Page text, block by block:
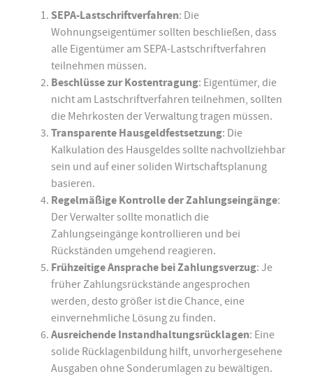
SEPA-Lastschriftverfahren: Die
Wohnungseigentümer sollten beschließen, dass
alle Eigentümer am SEPA-Lastschriftverfahren
teilnehmen müssen.
Beschlüsse zur Kostentragung: Eigentümer, die
nicht am Lastschriftverfahren teilnehmen, sollten
die Mehrkosten der Verwaltung tragen müssen.
Transparente Hausgeldfestsetzung: Die
Kalkulation des Hausgeldes sollte nachvollziehbar
sein und auf einer soliden Wirtschaftsplanung
basieren.
Regelmäßige Kontrolle der Zahlungseingänge:
Der Verwalter sollte monatlich die
Zahlungseingänge kontrollieren und bei
Rückständen umgehend reagieren.
Frühzeitige Ansprache bei Zahlungsverzug: Je
früher Zahlungsrückstände angesprochen
werden, desto größer ist die Chance, eine
einvernehmliche Lösung zu finden.
Ausreichende Instandhaltungsrücklagen: Eine
solide Rücklagenbildung hilft, unvorhergesehene
Ausgaben ohne Sonderumlagen zu bewältigen.